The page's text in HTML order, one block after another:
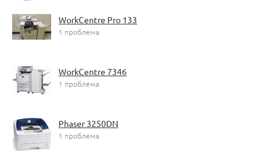
WorkCentre Pro 133
1 проблема
WorkCentre 7346
1 проблема
Phaser 3250DN
1 проблема